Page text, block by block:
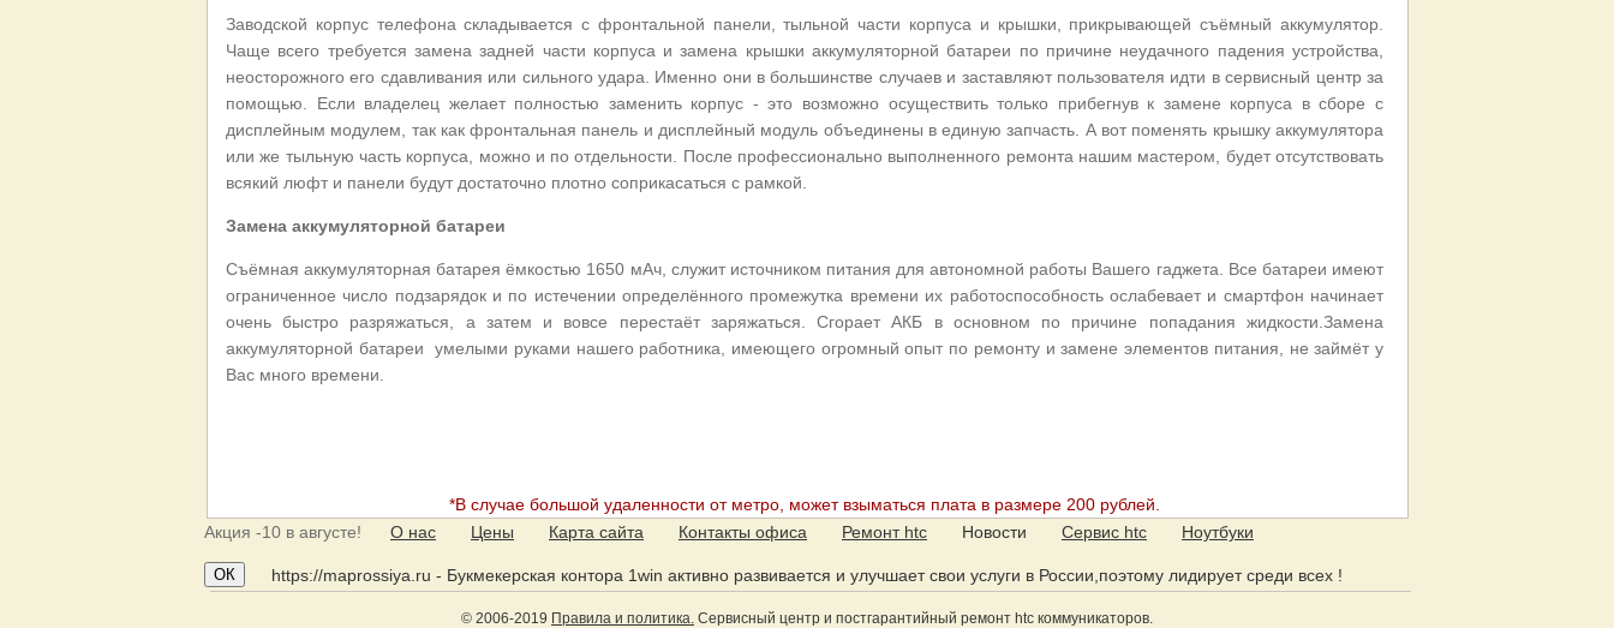
Заводской корпус телефона складывается с фронтальной панели, тыльной части корпуса и крышки, прикрывающей съёмный аккумулятор.
Чаще всего требуется замена задней части корпуса и замена крышки аккумуляторной батареи по причине неудачного падения устройства,
неосторожного его сдавливания или сильного удара. Именно они в большинстве случаев и заставляют пользователя идти в сервисный центр за
помощью. Если владелец желает полностью заменить корпус - это возможно осуществить только прибегнув к замене корпуса в сборе с
дисплейным модулем, так как фронтальная панель и дисплейный модуль объединены в единую запчасть. А вот поменять крышку аккумулятора
или же тыльную часть корпуса, можно и по отдельности. После профессионально выполненного ремонта нашим мастером, будет отсутствовать
всякий люфт и панели будут достаточно плотно соприкасаться с рамкой.
Замена аккумуляторной батареи
Съёмная аккумуляторная батарея ёмкостью 1650 мАч, служит источником питания для автономной работы Вашего гаджета. Все батареи имеют
ограниченное число подзарядок и по истечении определённого промежутка времени их работоспособность ослабевает и смартфон начинает
очень быстро разряжаться, а затем и вовсе перестаёт заряжаться. Сгорает АКБ в основном по причине попадания жидкости.Замена
аккумуляторной батареи умелыми руками нашего работника, имеющего огромный опыт по ремонту и замене элементов питания, не займёт у
Вас много времени.
*В случае большой удаленности от метро, может взыматься плата в размере 200 рублей.
О нас
Цены Карта сайта Контакты офиса Ремонт htc Новости Сервис htc Ноутбуки
https://maprossiya.ru - Букмекерская контора 1win активно развивается и улучшает свои услуги в России,поэтому лидирует среди всех !
© 2006-2019 Правила и политика. Сервисный центр и постгарантийный ремонт htc коммуникаторов.
Акция -10 в августе!
ОК